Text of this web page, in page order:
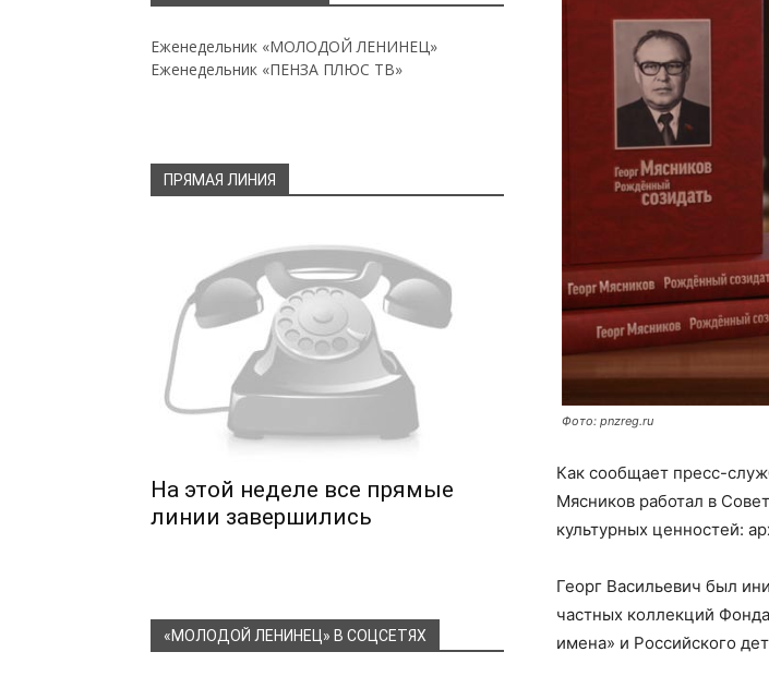
Фото: pnzreg.ru
Как сообщает пресс-
Мясников работал в
культурных ценностей:
Георг Васильевич был
частных коллекций
имена» и Российского
Еженедельник «МОЛОДОЙ ЛЕНИНЕЦ»
Еженедельник «ПЕНЗА ПЛЮС ТВ»
ПРЯМАЯ ЛИНИЯ
На этой неделе все прямые
линии завершились
«МОЛОДОЙ ЛЕНИНЕЦ» В СОЦСЕТЯХ